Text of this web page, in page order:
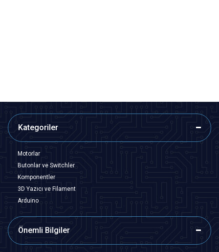
Kategoriler
Motorlar
Butonlar ve Switchler
Komponentler
3D Yazıcı ve Filament
Arduino
Önemli Bilgiler